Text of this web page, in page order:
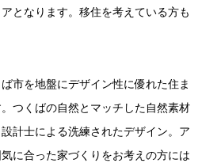
となります。移住を考えている方も
市を地盤にデザイン性に優れた住ま
つくばの自然とマッチした自然素材
計士による洗練されたデザイン。ア
に合った家づくりをお考えの方には